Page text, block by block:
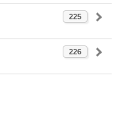
225
226